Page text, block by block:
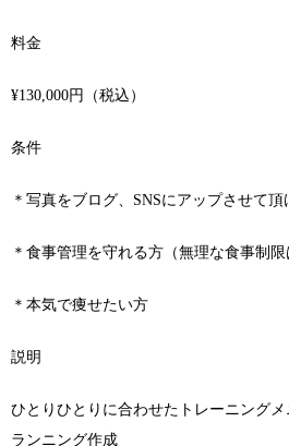
料金
¥130,000円（税込）
条件
＊写真をブログ、SNSにアップさせて頂
＊食事管理を守れる方（無理な食事制限
＊本気で痩せたい方
説明
ひとりひとりに合わせたトレーニング
ランニング作成